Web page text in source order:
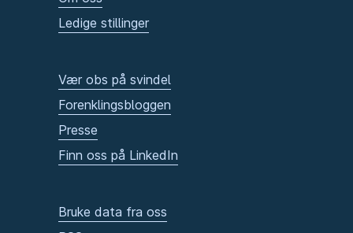
Ledige stillinger
Vær obs på svindel
Forenklingsbloggen
Presse
Finn oss på LinkedIn
Bruke data fra oss